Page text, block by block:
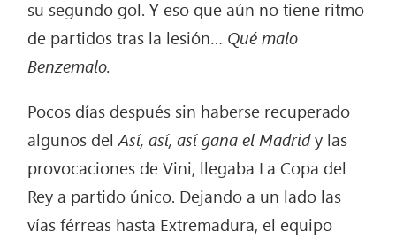
su segundo gol. Y eso que aún no tiene ritmo
de partidos tras la lesión… Qué malo
Benzemalo.
Pocos días después sin haberse recuperado
algunos delAsí, así, así gana el Madridy las
provocaciones de Vini, llegaba La Copa del
Rey a partido único. Dejando a un lado las
vías férreas hasta Extremadura, el equipo